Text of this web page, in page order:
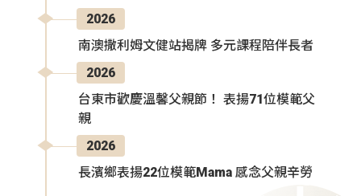
2026
南澳撒利姆文健站揭牌 多元課程陪伴長者
2026
台東市歡慶溫馨父親節！ 表揚71位模範父
親
2026
長濱鄉表揚22位模範Mama 感念父親辛勞